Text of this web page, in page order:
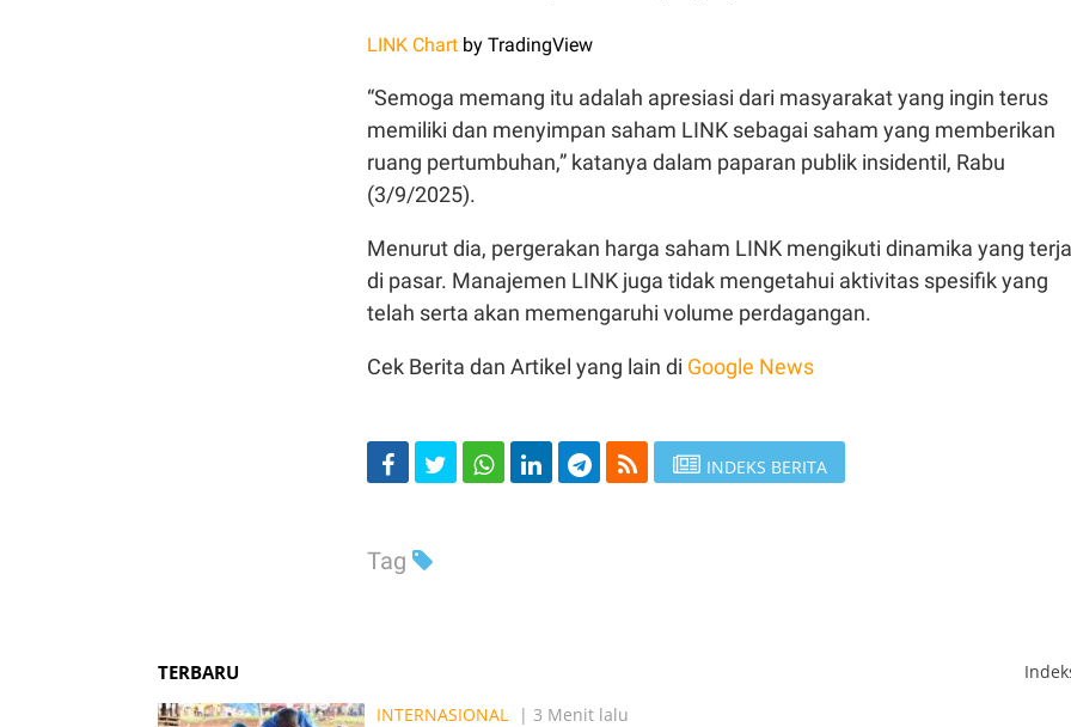
LINK Chart by TradingView
“Semoga memang itu adalah apresiasi dari masyarakat yang ingin terus
memiliki dan menyimpan saham LINK sebagai saham yang memberikan
ruang pertumbuhan,” katanya dalam paparan publik insidentil, Rabu
(3/9/2025).
Menurut dia, pergerakan harga saham LINK mengikuti dinamika yang
di pasar. Manajemen LINK juga tidak mengetahui aktivitas spesifik yang
telah serta akan memengaruhi volume perdagangan.
Cek Berita dan Artikel yang lain di Google News
INDEKS BERITA
Tag
TERBARU
INTERNASIONAL
| 3 Menit lalu